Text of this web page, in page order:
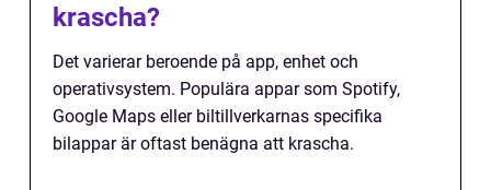
krascha?
Det varierar beroende på app, enhet och
operativsystem. Populära appar som Spotify,
Google Maps eller biltillverkarnas specifika
bilappar är oftast benägna att krascha.